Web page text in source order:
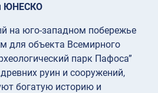
ЮНЕСКО
на юго-западном побережье
для объекта Всемирного
парк Пафоса”
руин и сооружений,
богатую историю и